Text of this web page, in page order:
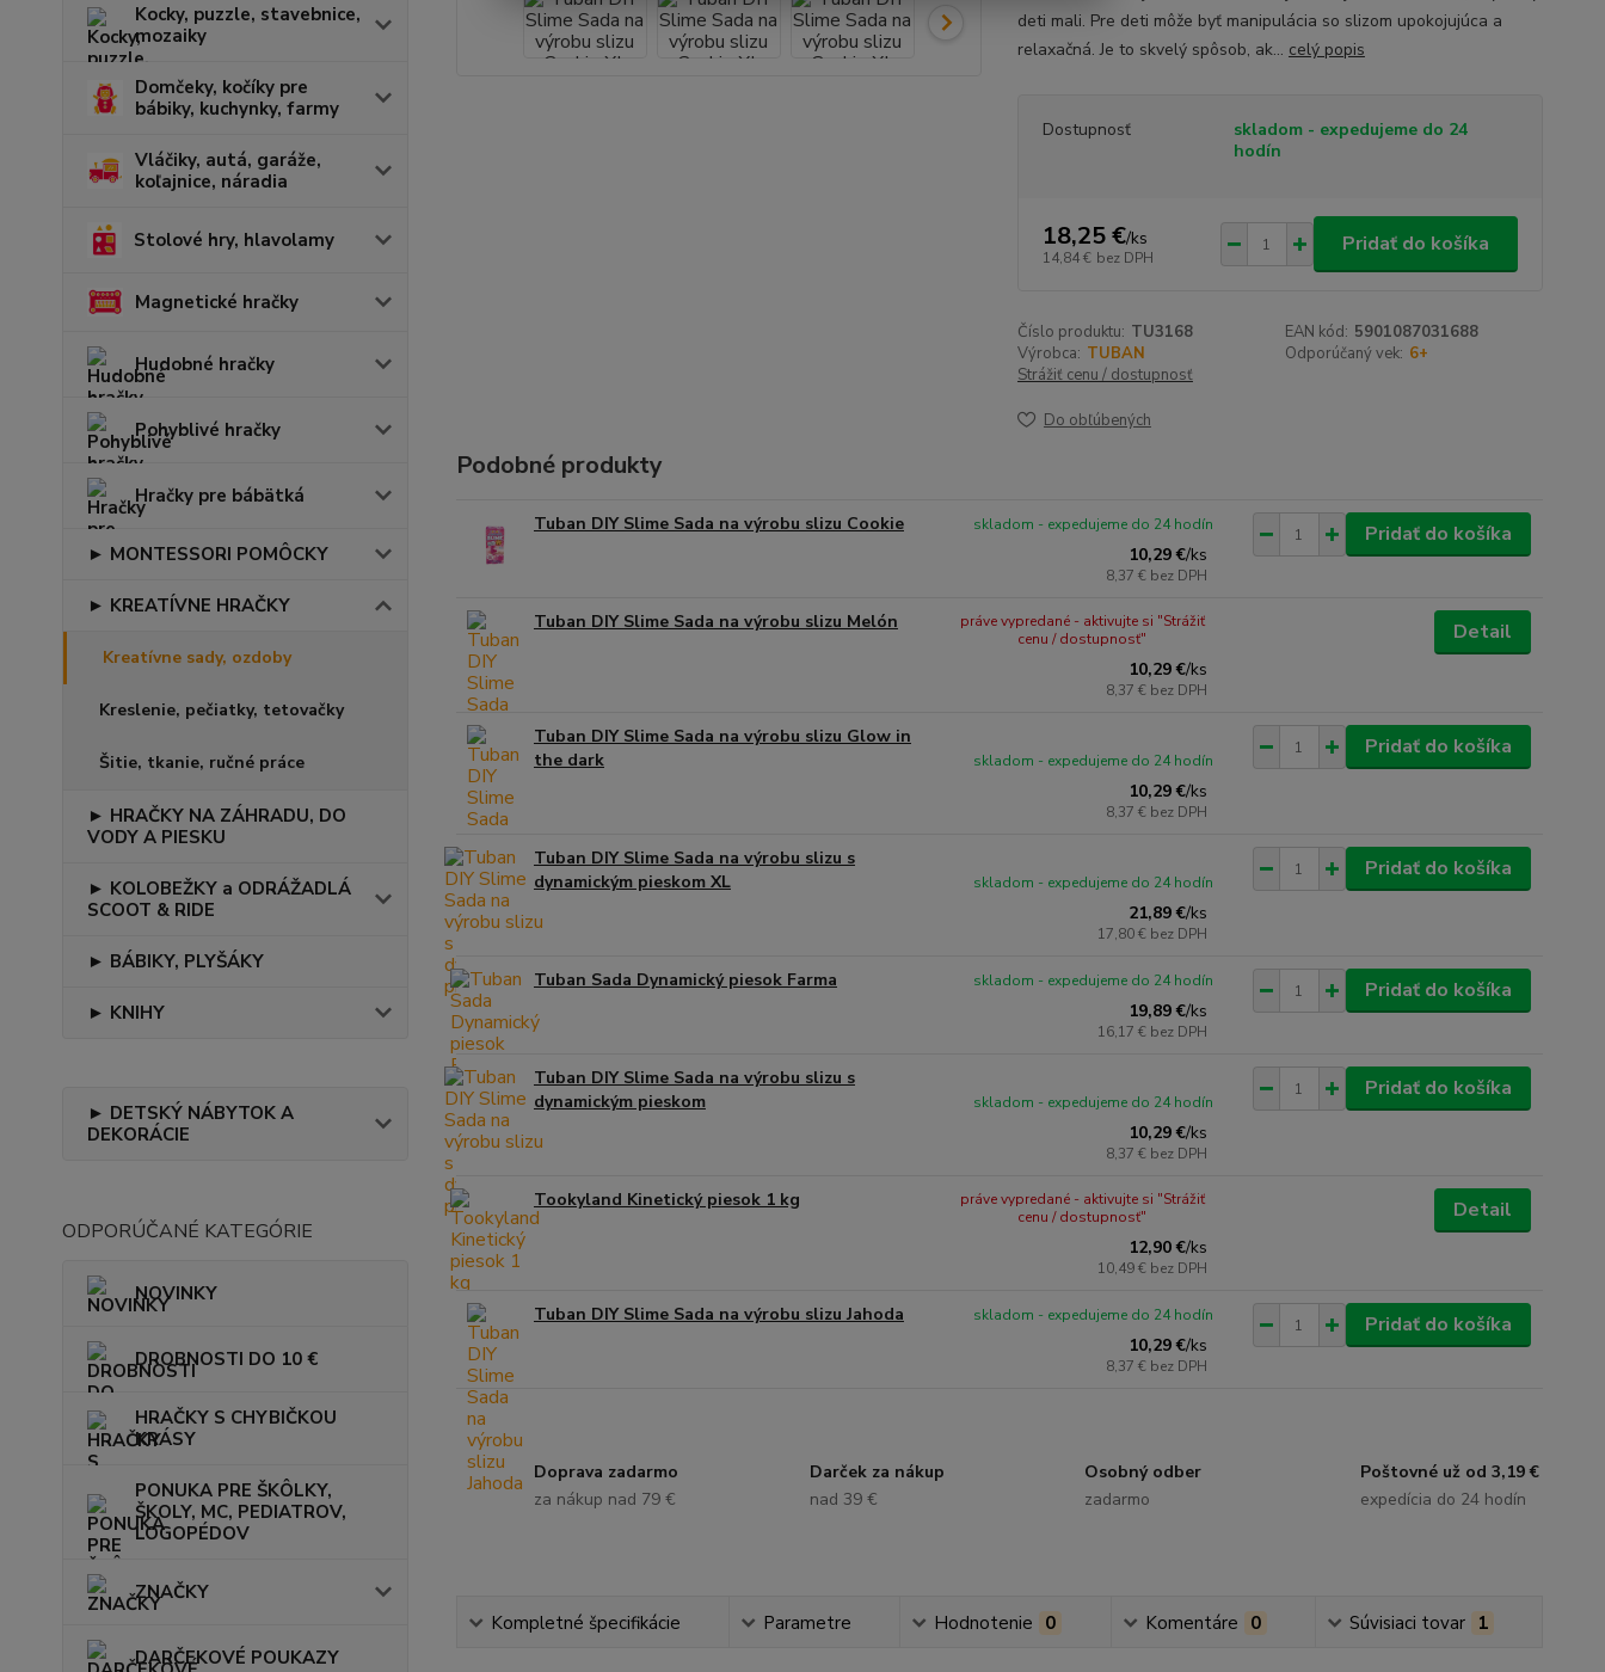
Kocky, puzzle, stavebnice,
mozaiky
Domčeky, kočíky pre
bábiky, kuchynky, farmy
Vláčiky, autá, garáže,
koľajnice, náradia
Stolové hry, hlavolamy
Magnetické hračky
Hudobné hračky
Pohyblivé hračky
Hračky pre bábätká
► MONTESSORI POMÔCKY
► KREATÍVNE HRAČKY
Kreatívne sady, ozdoby
Kreslenie, pečiatky, tetovačky
Šitie, tkanie, ručné práce
► HRAČKY NA ZÁHRADU, DO
VODY A PIESKU
► KOLOBEŽKY a ODRÁŽADLÁ
SCOOT & RIDE
► BÁBIKY, PLYŠÁKY
► KNIHY
► DETSKÝ NÁBYTOK A
DEKORÁCIE
ODPORÚČANÉ KATEGÓRIE
NOVINKY
DROBNOSTI DO 10 €
HRAČKY S CHYBIČKOU
KRÁSY
PONUKA PRE ŠKÔLKY,
ŠKOLY, MC, PEDIATROV,
LOGOPÉDOV
ZNAČKY
DARČEKOVÉ POUKAZY
deti mali. Pre deti môže byť manipulácia so slizom upokojujúca a
relaxačná. Je to skvelý spôsob, ak... celý popis
Dostupnosť
skladom - expedujeme do 24
hodín
18,25 €/ks
14,84 € bez DPH
Pridať do košíka
Číslo produktu: TU3168 EAN kód: 5901087031688
Výrobca: TUBAN Odporúčaný vek: 6+
Strážiť cenu / dostupnosť
Do obľúbených
Podobné produkty
Tuban DIY Slime Sada na výrobu slizu Cookie
10,29 €/ks
8,37 € bez DPH
skladom - expedujeme do 24 hodín Pridať do košíka
Tuban DIY Slime Sada na výrobu slizu Melón
10,29 €/ks
8,37 € bez DPH
práve vypredané - aktivujte si "Strážiť
cenu / dostupnosť"
Detail
Tuban DIY Slime Sada na výrobu slizu Glow in
the dark
10,29 €/ks
8,37 € bez DPH
skladom - expedujeme do 24 hodín
Pridať do košíka
Tuban DIY Slime Sada na výrobu slizu s
dynamickým pieskom XL
21,89 €/ks
17,80 € bez DPH
skladom - expedujeme do 24 hodín
Pridať do košíka
Tuban Sada Dynamický piesok Farma
19,89 €/ks
16,17 € bez DPH
skladom - expedujeme do 24 hodín Pridať do košíka
Tuban DIY Slime Sada na výrobu slizu s
dynamickým pieskom
10,29 €/ks
8,37 € bez DPH
skladom - expedujeme do 24 hodín
Pridať do košíka
Tookyland Kinetický piesok 1 kg
12,90 €/ks
10,49 € bez DPH
práve vypredané - aktivujte si "Strážiť
cenu / dostupnosť"
Detail
Tuban DIY Slime Sada na výrobu slizu Jahoda
10,29 €/ks
8,37 € bez DPH
skladom - expedujeme do 24 hodín Pridať do košíka
Doprava zadarmo
za nákup nad 79 €
Darček za nákup
nad 39 €
Osobný odber
zadarmo
Poštovné už od 3,19 €
expedícia do 24 hodín
Kompletné špecifikácie Parametre Hodnotenie 0 Komentáre 0 Súvisiaci tovar 1